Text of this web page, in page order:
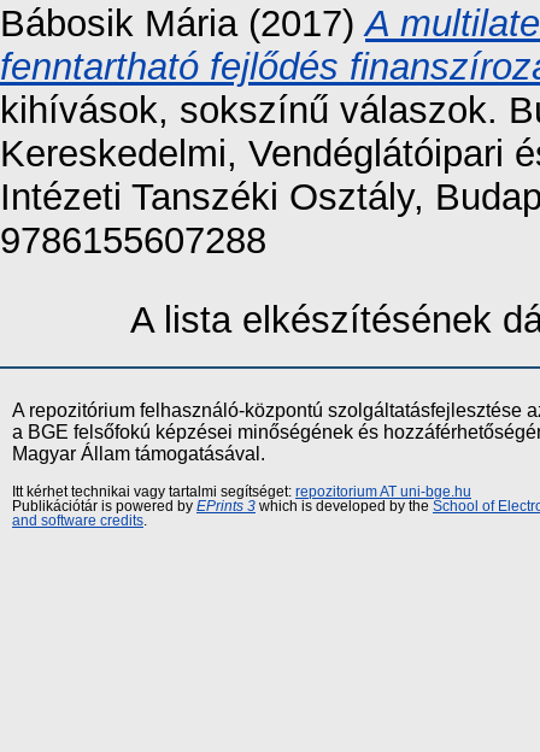
Bábosik Mária(2017)A
fenntartható fejlődés
kihívások, sokszínű válaszok.
Kereskedelmi, Vendéglátóipari
Intézeti Tanszéki Osztály,
9786155607288
A lista elkészítésének
A repozitórium felhasználó-központú szolgáltatásfejlesztése
a BGE felsőfokú képzései minőségének és
Magyar Állam támogatásával.
Itt kérhet technikai vagy tartalmi segítséget: repozitorium AT uni-bge.hu
Publikációtár is powered by EPrints 3 which is developed by the School of
and software credits